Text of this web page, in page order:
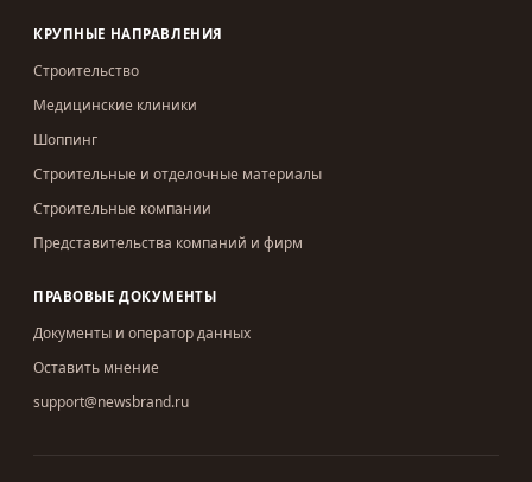
КРУПНЫЕ НАПРАВЛЕНИЯ
Строительство
Медицинские клиники
Шоппинг
Строительные и отделочные материалы
Строительные компании
Представительства компаний и фирм
ПРАВОВЫЕ ДОКУМЕНТЫ
Документы и оператор данных
Оставить мнение
support@newsbrand.ru